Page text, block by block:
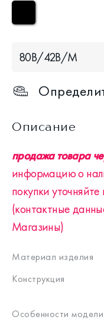
80B/42B/M
Описание
продажа товара
информацию о
покупки
(контактные
Магазины)
Материал изделия
Конструкция
Особенности модели